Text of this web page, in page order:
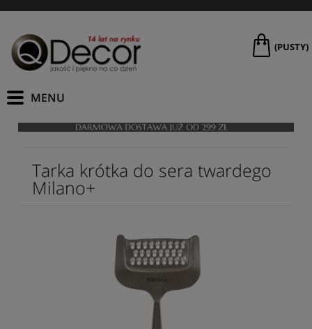
(PUSTY)
Tarka krótka do sera twardego
Milano+